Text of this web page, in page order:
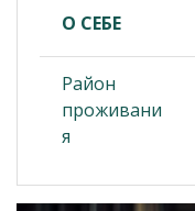
О СЕБЕ
Район
проживани
я